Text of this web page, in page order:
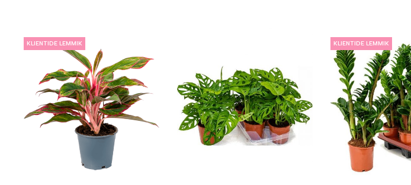
KLIENTIDE LEMMIK KLIENTIDE LEMMIK